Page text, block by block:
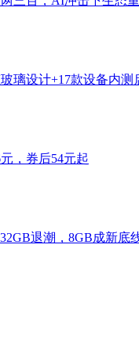
璃设计+17款设备内测
，券后54元起
退潮，8GB成新底